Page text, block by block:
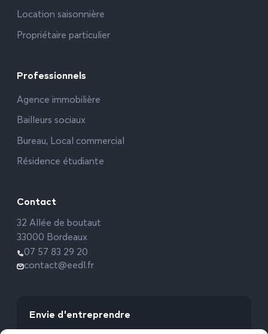
Location saisonnière
Propriétaire particulier
Professionnels
Agence immobilière
Bailleurs sociaux
Bureau, Local commercial
Résidence étudiante
Contact
32 Allée de boutaut
33000 Bordeaux
07 57 83 29 20
contact@eedl.fr
Envie d'entreprendre